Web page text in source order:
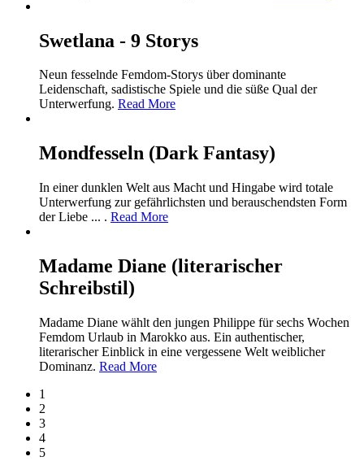
Swetlana - 9 Storys
Neun fesselnde Femdom-Storys über dominante
Leidenschaft, sadistische Spiele und die süße Qual der
Unterwerfung. Read More
Mondfesseln (Dark Fantasy)
In einer dunklen Welt aus Macht und Hingabe wird totale
Unterwerfung zur gefährlichsten und berauschendsten Form
der Liebe ... . Read More
Madame Diane (literarischer
Schreibstil)
Madame Diane wählt den jungen Philippe für sechs Wochen
Femdom Urlaub in Marokko aus. Ein authentischer,
literarischer Einblick in eine vergessene Welt weiblicher
Dominanz. Read More
1
2
3
4
5